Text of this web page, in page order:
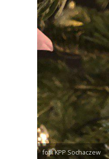
fot.: KPP Sochaczew